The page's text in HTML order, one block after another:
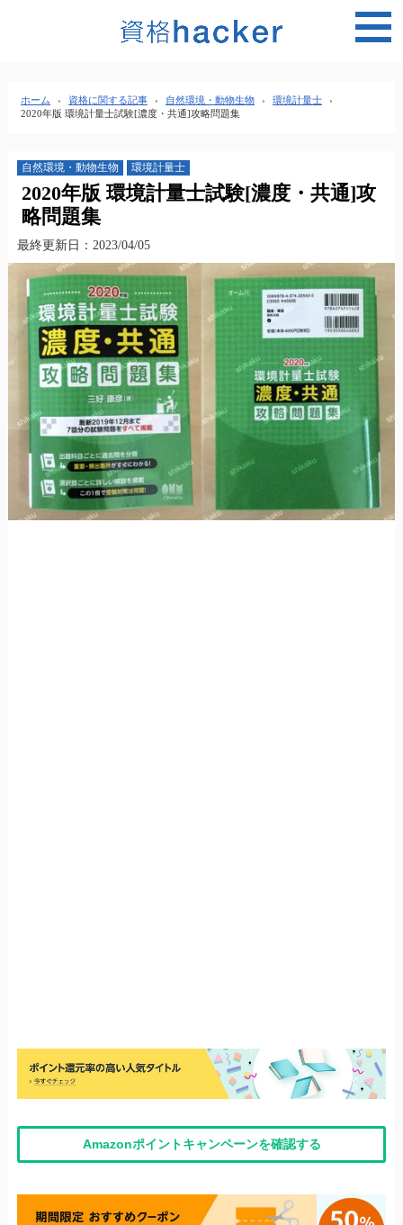
ホーム › 資格に関する記事 › 自然環境・動物生物 › 環境計量士
›
2020年版 環境計量士試験[濃度・共通]攻略問題集
自然環境・動物生物 環境計量士
2020年版 環境計量士試験[濃度・共通]攻
略問題集
最終更新日：2023/04/05
Amazonポイントキャンペーンを確認する